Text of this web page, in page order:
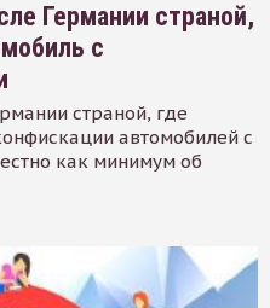
Германии страной,
с
страной, где
автомобилей с
как минимум об